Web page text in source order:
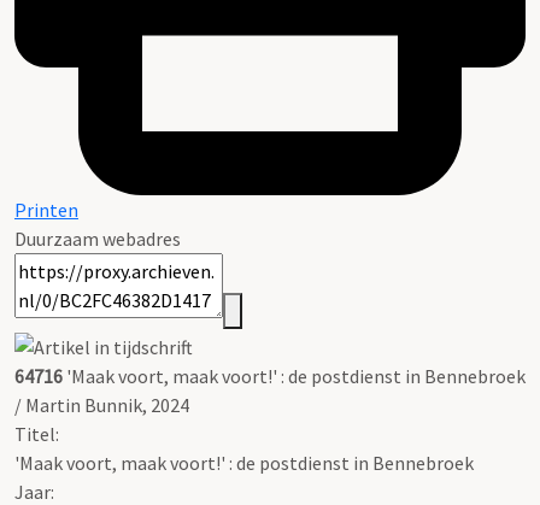
Printen
Duurzaam webadres
64716 'Maak voort, maak voort!' : de postdienst in Bennebroek
/ Martin Bunnik, 2024
Titel:
'Maak voort, maak voort!' : de postdienst in Bennebroek
Jaar: